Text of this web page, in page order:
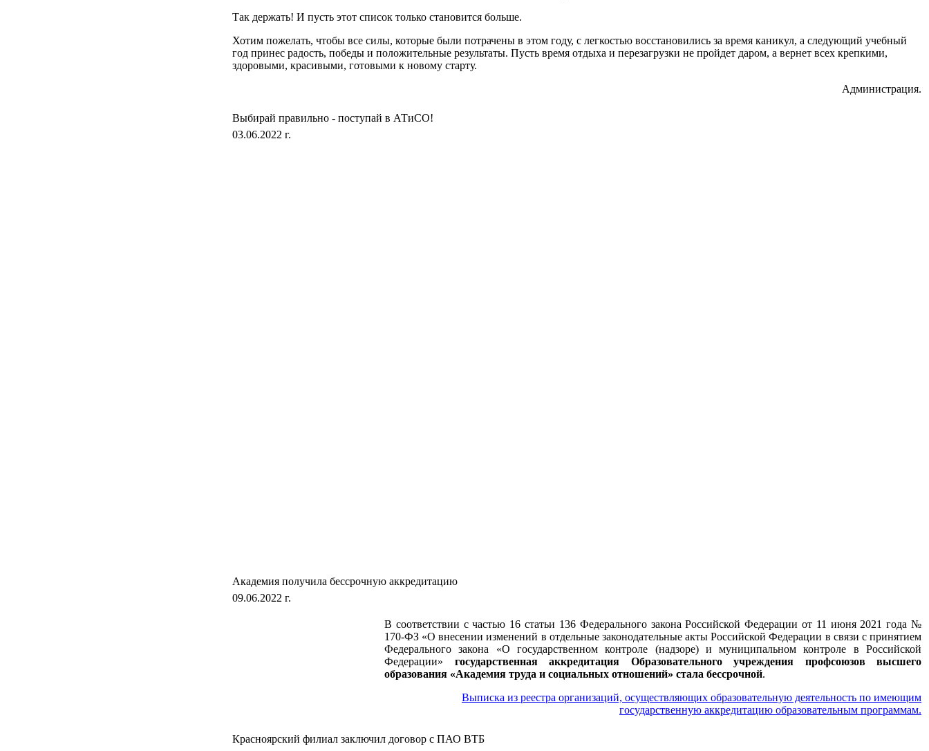
Так держать! И пусть этот список только становится больше.
Хотим пожелать, чтобы все силы, которые были потрачены в этом году, с легкостью восстановились за время каникул, а следующий учебный
год принес радость, победы и положительные результаты. Пусть время отдыха и перезагрузки не пройдет даром, а вернет всех крепкими,
здоровыми, красивыми, готовыми к новому старту.
Администрация.
Выбирай правильно - поступай в АТиСО!
03.06.2022 г.
Академия получила бессрочную аккредитацию
09.06.2022 г.
В соответствии с частью 16 статьи 136 Федерального закона Российской Федерации от 11 июня 2021 года №
170-ФЗ «О внесении изменений в отдельные законодательные акты Российской Федерации в связи с принятием
Федерального закона «О государственном контроле (надзоре) и муниципальном контроле в Российской
Федерации» государственная аккредитация Образовательного учреждения профсоюзов высшего
образования «Академия труда и социальных отношений» стала бессрочной.
Выписка из реестра организаций, осуществляющих образовательную деятельность по имеющим
государственную аккредитацию образовательным программам.
Красноярский филиал заключил договор с ПАО ВТБ